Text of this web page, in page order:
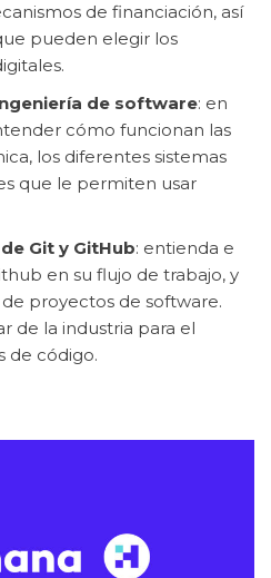
de financiación, así
pueden elegir los
de software: en
cómo funcionan las
los diferentes sistemas
que le permiten usar
Git y GitHub: entienda e
en su flujo de trabajo, y
proyectos de software.
de la industria para el
de código.